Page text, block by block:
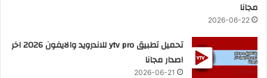
مجانا
2026-06-22
تحميل تطبيق ytv pro للاندرويد والايفون 2026 اخر
اصدار مجانا
2026-06-21